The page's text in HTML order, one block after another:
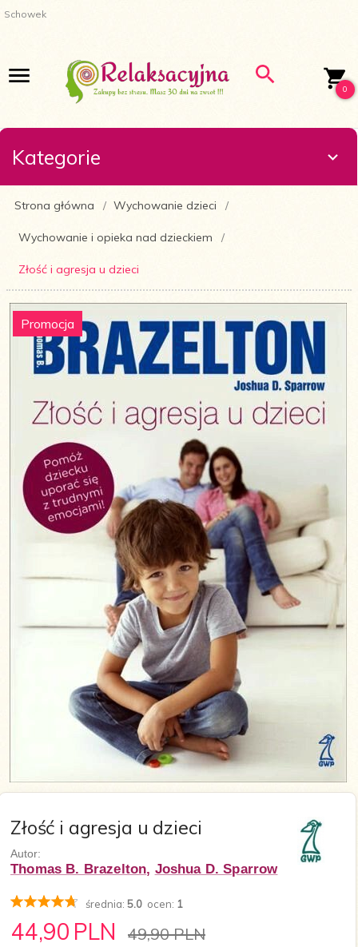
Schowek
0
Kategorie
Strona główna Wychowanie dzieci
Wychowanie i opieka nad dzieckiem
Złość i agresja u dzieci
Promocja
Złość i agresja u dzieci
Autor:
Thomas B. Brazelton, Joshua D. Sparrow
średnia: 5.0 ocen: 1
44,90 PLN 49,90 PLN